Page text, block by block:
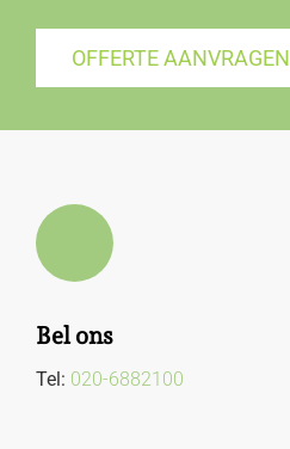
OFFERTE AANVRAGEN
Bel ons
Tel: 020-6882100